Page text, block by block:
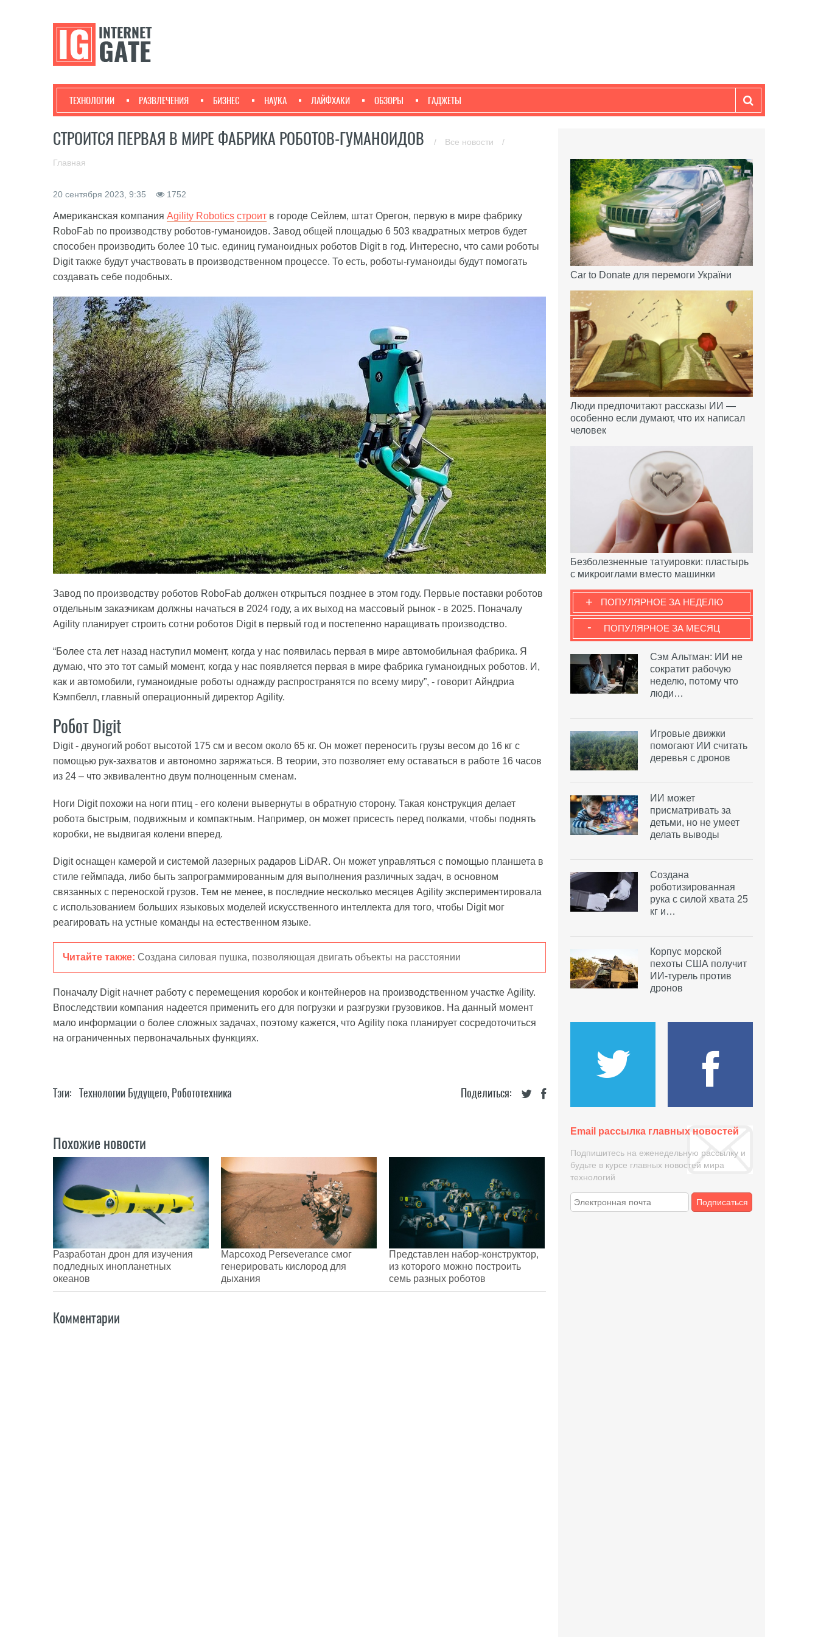
ТЕХНОЛОГИИ РАЗВЛЕЧЕНИЯ БИЗНЕС НАУКА ЛАЙФХАКИ ОБЗОРЫ ГАДЖЕТЫ
СТРОИТСЯ ПЕРВАЯ В МИРЕ ФАБРИКА РОБОТОВ-ГУМАНОИДОВ / Все новости /
Главная
20 сентября 2023, 9:35 1752
Американская компания Agility Robotics строит в городе Сейлем, штат Орегон, первую в мире фабрику
RoboFab по производству роботов-гуманоидов. Завод общей площадью 6 503 квадратных метров будет
способен производить более 10 тыс. единиц гуманоидных роботов Digit в год. Интересно, что сами роботы
Digit также будут участвовать в производственном процессе. То есть, роботы-гуманоиды будут помогать
создавать себе подобных.
Завод по производству роботов RoboFab должен открыться позднее в этом году. Первые поставки роботов
отдельным заказчикам должны начаться в 2024 году, а их выход на массовый рынок - в 2025. Поначалу
Agility планирует строить сотни роботов Digit в первый год и постепенно наращивать производство.
“Более ста лет назад наступил момент, когда у нас появилась первая в мире автомобильная фабрика. Я
думаю, что это тот самый момент, когда у нас появляется первая в мире фабрика гуманоидных роботов. И,
как и автомобили, гуманоидные роботы однажду распространятся по всему миру”, - говорит Айндриа
Кэмпбелл, главный операционный директор Agility.
Робот Digit
Digit - двуногий робот высотой 175 см и весом около 65 кг. Он может переносить грузы весом до 16 кг с
помощью рук-захватов и автономно заряжаться. В теории, это позволяет ему оставаться в работе 16 часов
из 24 – что эквивалентно двум полноценным сменам.
Ноги Digit похожи на ноги птиц - его колени вывернуты в обратную сторону. Такая конструкция делает
робота быстрым, подвижным и компактным. Например, он может присесть перед полками, чтобы поднять
коробки, не выдвигая колени вперед.
Digit оснащен камерой и системой лазерных радаров LiDAR. Он может управляться с помощью планшета в
стиле геймпада, либо быть запрограммированным для выполнения различных задач, в основном
связанных с переноской грузов. Тем не менее, в последние несколько месяцев Agility экспериментировала
с использованием больших языковых моделей искусственного интеллекта для того, чтобы Digit мог
реагировать на устные команды на естественном языке.
Читайте также: Создана силовая пушка, позволяющая двигать объекты на расстоянии
Поначалу Digit начнет работу с перемещения коробок и контейнеров на производственном участке Agility.
Впоследствии компания надеется применить его для погрузки и разгрузки грузовиков. На данный момент
мало информации о более сложных задачах, поэтому кажется, что Agility пока планирует сосредоточиться
на ограниченных первоначальных функциях.
Поделиться:
Тэги: Технологии Будущего, Робототехника
Похожие новости
Разработан дрон для изучения
подледных инопланетных
океанов
Марсоход Perseverance смог
генерировать кислород для
дыхания
Представлен набор-конструктор,
из которого можно построить
семь разных роботов
Комментарии
Car to Donate для перемоги України
Люди предпочитают рассказы ИИ —
особенно если думают, что их написал
человек
Безболезненные татуировки: пластырь
с микроиглами вместо машинки
ПОПУЛЯРНОЕ ЗА НЕДЕЛЮ
+
ПОПУЛЯРНОЕ ЗА МЕСЯЦ
-
Сэм Альтман: ИИ не
сократит рабочую
неделю, потому что
люди…
Игровые движки
помогают ИИ считать
деревья с дронов
ИИ может
присматривать за
детьми, но не умеет
делать выводы
Создана
роботизированная
рука с силой хвата 25
кг и…
Корпус морской
пехоты США получит
ИИ-турель против
дронов
Email рассылка главных новостей
Подпишитесь на еженедельную рассылку и
будьте в курсе главных новостей мира
технологий
Подписаться